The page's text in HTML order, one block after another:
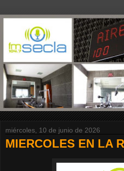
miércoles, 10 de junio de 2026
MIERCOLES EN LA